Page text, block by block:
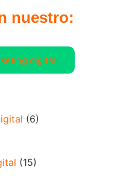
nuestro:
digital
(6)
(15)